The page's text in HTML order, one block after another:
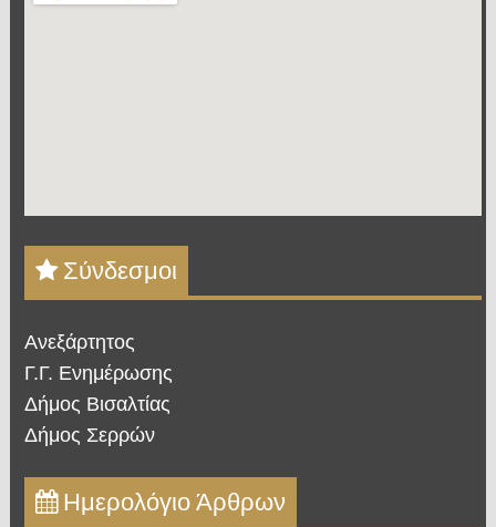
Σύνδεσμοι
Ανεξάρτητος
Γ.Γ. Ενημέρωσης
Δήμος Βισαλτίας
Δήμος Σερρών
Ημερολόγιο Άρθρων